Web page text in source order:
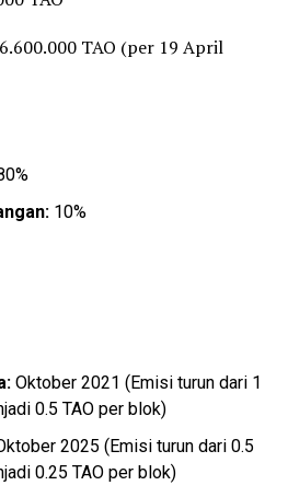
TAO (per 19 April
10%
Oktober 2021 (Emisi turun dari 1
0.5 TAO per blok)
2025 (Emisi turun dari 0.5
0.25 TAO per blok)